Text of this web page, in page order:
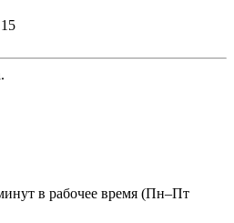
в рабочее время (Пн–Пт